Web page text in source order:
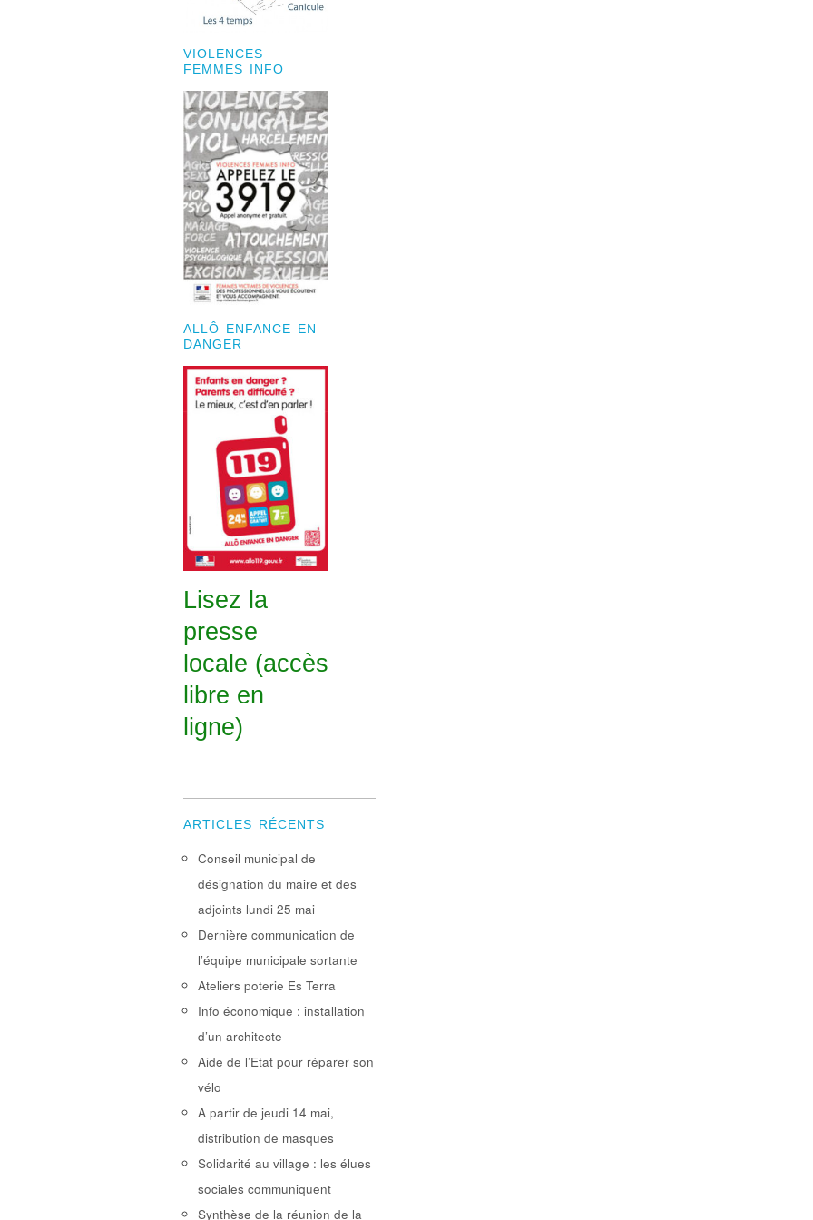
VIOLENCES
FEMMES INFO
ALLÔ ENFANCE EN
DANGER
Lisez la
presse
locale (accès
libre en
ligne)
ARTICLES RÉCENTS
Conseil municipal de
désignation du maire et des
adjoints lundi 25 mai
Dernière communication de
l’équipe municipale sortante
Ateliers poterie Es Terra
Info économique : installation
d’un architecte
Aide de l’Etat pour réparer son
vélo
A partir de jeudi 14 mai,
distribution de masques
Solidarité au village : les élues
sociales communiquent
Synthèse de la réunion de la